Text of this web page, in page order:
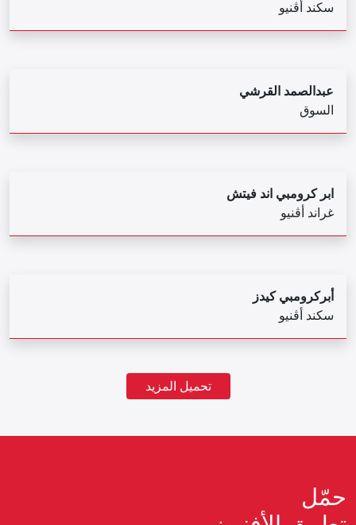
سكند أڤنيو
عبدالصمد القرشي
السوق
ابر كرومبي اند فيتش
غراند أڤنيو
أبركرومبي كيدز
سكند أڤنيو
تحميل المزيد
حمّل